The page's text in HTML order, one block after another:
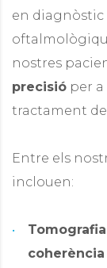
en
nostres
precisió per
tractament
Entre els
inclouen: